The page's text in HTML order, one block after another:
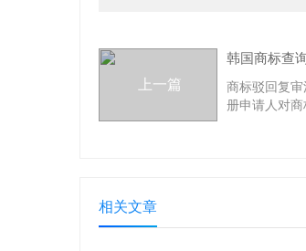
上一篇
商标驳回复
册申请人对商
的原申请人。
相关文章